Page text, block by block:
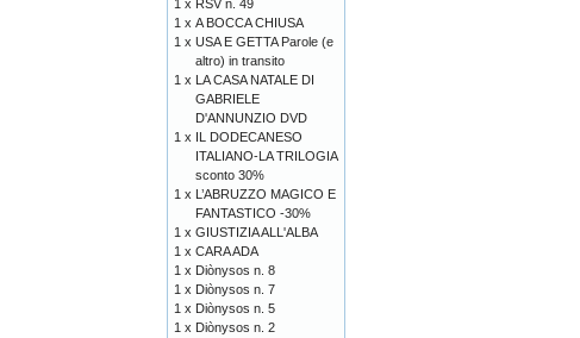
1 x RSV n. 49
1 x A BOCCA CHIUSA
1 x USA E GETTA Parole (e
altro) in transito
1 x LA CASA NATALE DI
GABRIELE
D'ANNUNZIO DVD
1 x IL DODECANESO
ITALIANO-LA TRILOGIA
sconto 30%
1 x L’ABRUZZO MAGICO E
FANTASTICO -30%
1 x GIUSTIZIA ALL'ALBA
1 x CARA ADA
1 x Diònysos n. 8
1 x Diònysos n. 7
1 x Diònysos n. 5
1 x Diònysos n. 2